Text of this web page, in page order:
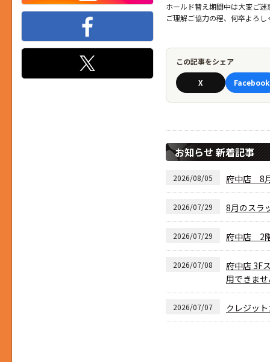
ホールド替え期間中は大変ご
ご理解ご協力の程、何卒よろ
この記事をシェア
X Facebook
お知らせ 新着記事
2026/08/05 府中店 8
2026/07/29 8月のスラ
2026/07/29 府中店 2
2026/07/08
府中店 3F
用できま
2026/07/07 クレジッ